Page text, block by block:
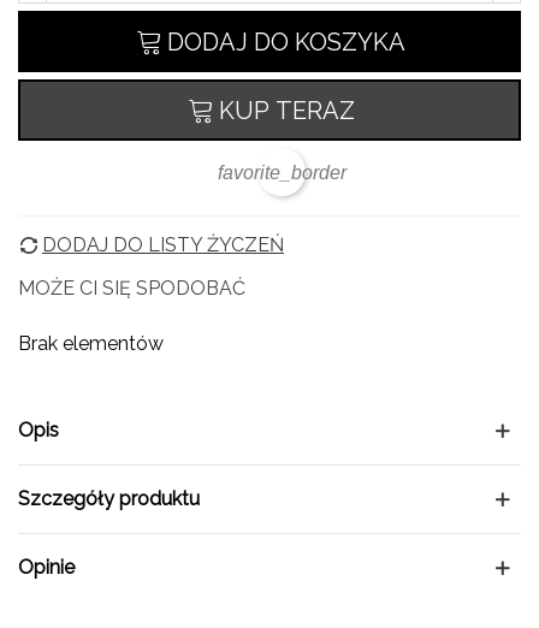
DODAJ DO KOSZYKA
KUP TERAZ
favorite_border
DODAJ DO LISTY ŻYCZEŃ
MOŻE CI SIĘ SPODOBAĆ
Brak elementów
Opis
Szczegóły produktu
Opinie